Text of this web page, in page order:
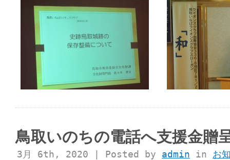
鳥取いのちの電話へ支援金贈
3月 6th, 2020 | Posted by admin in お